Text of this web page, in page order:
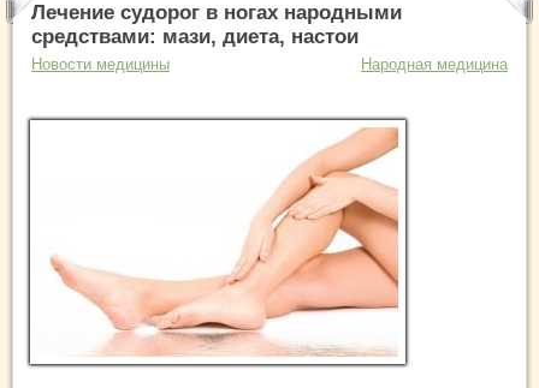
Лечение судорог в ногах народными
средствами: мази, диета, настои
Новости медицины Народная медицина